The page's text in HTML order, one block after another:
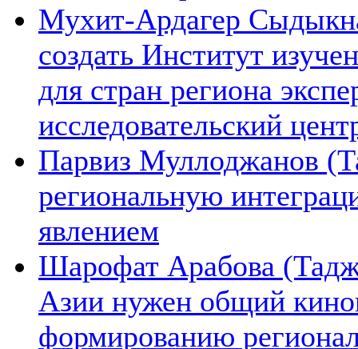
Мухит-Ардагер
создать Институт
для стран региона
исследовательский
Парвиз Муллоджанов
региональную
явлением
Шарофат Арабова
Азии нужен общий
формированию